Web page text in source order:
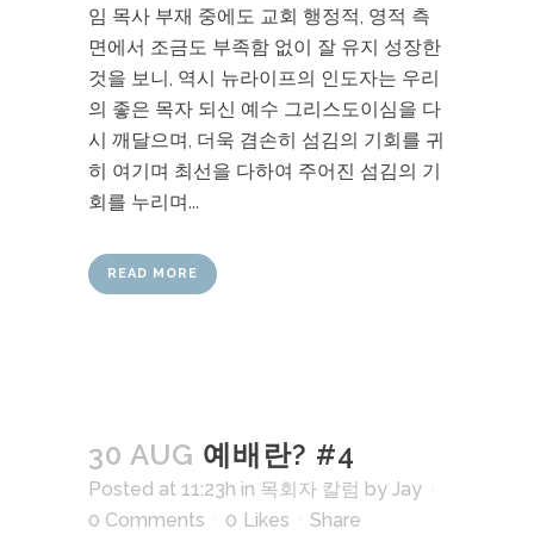
임 목사 부재 중에도 교회 행정적, 영적 측
면에서 조금도 부족함 없이 잘 유지 성장한
것을 보니, 역시 뉴라이프의 인도자는 우리
의 좋은 목자 되신 예수 그리스도이심을 다
시 깨달으며, 더욱 겸손히 섬김의 기회를 귀
히 여기며 최선을 다하여 주어진 섬김의 기
회를 누리며...
READ MORE
30 AUG 예배란? #4
Posted at 11:23h in 목회자 칼럼 by Jay
0 Comments
0 Likes Share